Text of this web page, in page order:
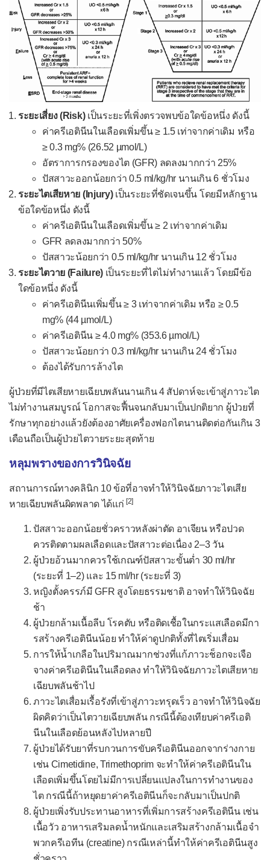
ชาที่ใบหน้า
ดีซ่าน
ตามัว
ท้องโต
ท้องเสีย
ถ่ายเป็นเลือด
อุจจาระมีลักษณะผิดปกติ
ท้องอืดท้องเฟ้อ
ปวดข้อ
ปวดข้อไหล่
ปวดข้อมือและมือ
ปวดข้อสะโพก
ปวดข้อเข่า
ปวดข้อเท้าและเท้า
ปวดคอ
ปวดท้อง
ปวดท้องเฉียบพลัน
ปวดท้องเรื้อรัง
ปวดท้องในเด็ก
ปวดหลัง
เวียนศีรษะ
เสียงแหบ
หอบเหนื่อย
หูดับ
หูอื้อ
ออกผื่น
ไอเป็นเลือด
ไอเรื้อรัง
-- เฉพาะทารกและเด็กเล็ก --
ปัญหาการให้นม
ปัญหาสะดือ
พัฒนาการช้าในทารก
พัฒนาการช้าในวัย 1-3 ขวบ
ระยะเสี่ยง (Risk)เป็นระยะที่เพิ่งตรวจพบข้อใดข้อหนึ่ง ดังนี้
ค่าครีเอตินีนในเลือดเพิ่มขึ้น ≥ 1.5 เท่าจากค่าเดิม หรือ
≥ 0.3 mg% (26.52 µmol/L)
อัตราการกรองของไต (GFR) ลดลงมากกว่า 25%
ปัสสาวะออกน้อยกว่า 0.5 ml/kg/hr นานเกิน 6 ชั่วโมง
ระยะไตเสียหาย (Injury)เป็นระยะที่ชัดเจนขึ้น โดยมีหลักฐาน
ข้อใดข้อหนึ่ง ดังนี้
ค่าครีเอตินีนในเลือดเพิ่มขึ้น ≥ 2 เท่าจากค่าเดิม
GFR ลดลงมากกว่า 50%
ปัสสาวะน้อยกว่า 0.5 ml/kg/hr นานเกิน 12 ชั่วโมง
ระยะไตวาย (Failure)เป็นระยะที่ไตไม่ทำงานแล้ว โดยมีข้อ
ใดข้อหนึ่ง ดังนี้
ค่าครีเอตินีนเพิ่มขึ้น ≥ 3 เท่าจากค่าเดิม หรือ ≥ 0.5
mg% (44 µmol/L)
ค่าครีเอตินีน ≥ 4.0 mg% (353.6 µmol/L)
ปัสสาวะน้อยกว่า 0.3 ml/kg/hr นานเกิน 24 ชั่วโมง
ต้องได้รับการล้างไต
ผู้ป่วยที่มีไตเสียหายเฉียบพลันนานเกิน 4 สัปดาห์จะเข้าสู่ภาวะไต
ไม่ทำงานสมบูรณ์ โอกาสจะฟื้นจนกลับมาเป็นปกติยาก ผู้ป่วยที่
รักษาทุกอย่างแล้วยังต้องอาศัยเครื่องฟอกไตนานติดต่อกันเกิน 3
เดือนถือเป็นผู้ป่วยไตวายระยะสุดท้าย
หลุมพรางของการวินิจฉัย
สถานการณ์ทางคลินิก 10 ข้อที่อาจทำให้วินิจฉัยภาวะไตเสีย
หายเฉียบพลันผิดพลาด ได้แก่ [2]
ปัสสาวะออกน้อยชั่วคราวหลังผ่าตัด อาเจียน หรือปวด
ควรติดตามผลเลือดและปัสสาวะต่อเนื่อง 2–3 วัน
ผู้ป่วยอ้วนมากควรใช้เกณฑ์ปัสสาวะขั้นต่ำ 30 ml/hr
(ระยะที่ 1–2) และ 15 ml/hr (ระยะที่ 3)
หญิงตั้งครรภ์มี GFR สูงโดยธรรมชาติ อาจทำให้วินิจฉัย
ช้า
ผู้ป่วยกล้ามเนื้อลีบ โรคตับ หรือติดเชื้อในกระแสเลือดมีกา
รสร้างครีเอตินีนน้อย ทำให้ค่าดูปกติทั้งที่ไตเริ่มเสื่อม
การให้น้ำเกลือในปริมาณมากช่วงที่แก้ภาวะช็อกจะเจือ
จางค่าครีเอตินีนในเลือดลง ทำให้วินิจฉัยภาวะไตเสียหาย
เฉียบพลันช้าไป
ภาวะไตเสื่อมเรื้อรังที่เข้าสู่ภาวะทรุดเร็ว อาจทำให้วินิจฉัย
ผิดคิดว่าเป็นไตวายเฉียบพลัน กรณีนี้ต้องเทียบค่าครีเอติ
นีนในเลือดย้อนหลังไปหลายปี
ผู้ป่วยได้รับยาที่รบกวนการขับครีเอตินีนออกจากร่างกาย
เช่น Cimetidine, Trimethoprim จะทำให้ค่าครีเอตินีนใน
เลือดเพิ่มขึ้นโดยไม่มีการเปลี่ยนแปลงในการทำงานของ
ไต กรณีนี้ถ้าหยุดยาค่าครีเอตินีนก็จะกลับมาเป็นปกติ
ผู้ป่วยเพิ่งรับประทานอาหารที่เพิ่มการสร้างครีเอตินีน เช่น
เนื้อวัว อาหารเสริมลดน้ำหนักและเสริมสร้างกล้ามเนื้อจำ
พวกครีเอทีน (creatine) กรณีเหล่านี้ทำให้ค่าครีเอตินีนสูง